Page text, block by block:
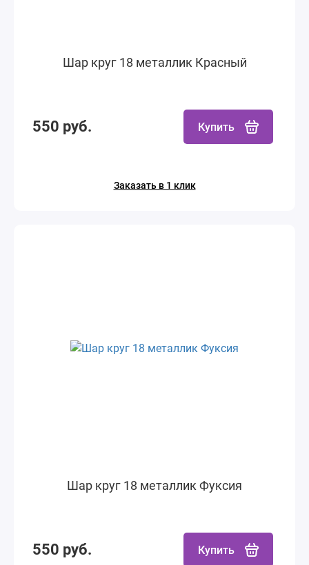
Шар круг 18 металлик Красный
550 руб. Купить
Заказать в 1 клик
Шар круг 18 металлик Фуксия
550 руб. Купить